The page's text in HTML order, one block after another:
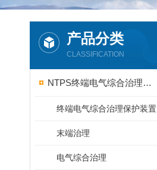
产品分类
CLASSIFICATION
NTPS终端电气综合治理保护
终端电气综合治理保护装置
末端治理
电气综合治理